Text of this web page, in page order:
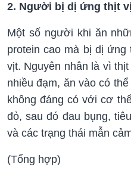
2. Người bị dị ứng thịt
Một số người khi ăn
protein cao mà bị dị ứng
vịt. Nguyên nhân là vì
nhiều đạm, ăn vào có
không đáng có với cơ
đỏ, sau đó đau bụng,
và các trạng thái mẫn
(Tổng hợp)